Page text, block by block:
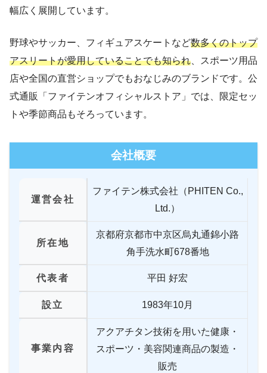
幅広く展開しています。
野球やサッカー、フィギュアスケートなど数多くのトップ
アスリートが愛用していることでも知られ 、スポーツ用品
店や全国の直営ショップでもおなじみのブランドです。公
式通販「ファイテンオフィシャルストア」では、限定セッ
トや季節商品もそろっています。
会社概要
運営会社
ファイテン株式会社（PHITEN Co.,
Ltd.）
所在地
京都府京都市中京区烏丸通錦小路
角手洗水町678番地
代表者 平田 好宏
設立 1983年10月
事業内容
アクアチタン技術を用いた健康・
スポーツ・美容関連商品の製造・
販売